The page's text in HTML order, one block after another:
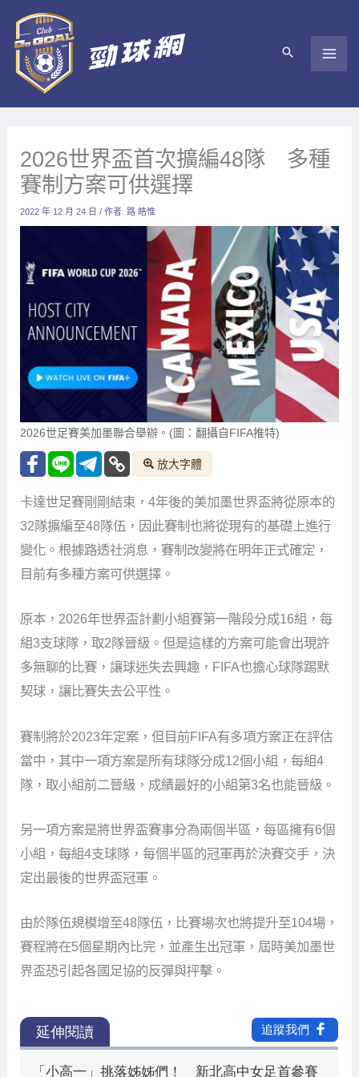
內
2026世界盃首次擴編48隊 多種
賽制方案可供選擇
2022 年 12 月 24 日/ 作者: 路 皓惟
2026世足賽美加墨聯合舉辦。(圖：翻攝自FIFA推特)
放大字體
卡達世足賽剛剛結束，4年後的美加墨世界盃將從原本的
32隊擴編至48隊伍，因此賽制也將從現有的基礎上進行
變化。根據路透社消息，賽制改變將在明年正式確定，
目前有多種方案可供選擇。
原本，2026年世界盃計劃小組賽第一階段分成16組，每
組3支球隊，取2隊晉級。但是這樣的方案可能會出現許
多無聊的比賽，讓球迷失去興趣，FIFA也擔心球隊踢默
契球，讓比賽失去公平性。
賽制將於2023年定案，但目前FIFA有多項方案正在評估
當中，其中一項方案是所有球隊分成12個小組，每組4
隊，取小組前二晉級，成績最好的小組第3名也能晉級。
另一項方案是將世界盃賽事分為兩個半區，每區擁有6個
小組，每組4支球隊，每個半區的冠軍再於決賽交手，決
定出最後的世界盃冠軍。
由於隊伍規模增至48隊伍，比賽場次也將提升至104場，
賽程將在5個星期內比完，並產生出冠軍，屆時美加墨世
界盃恐引起各國足協的反彈與抨擊。